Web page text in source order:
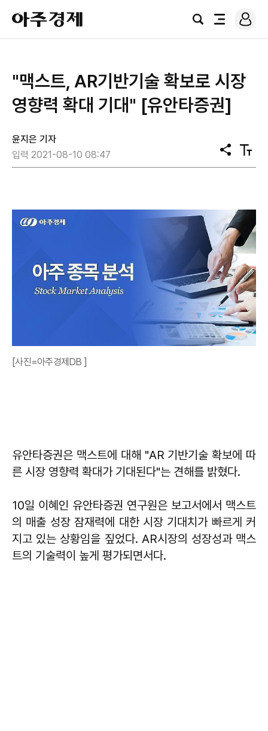
아
주
경
검
전
로
그
"맥스트, AR기반기술 확보로 시장
영향력 확대 기대" [유안타증권]
윤지은 기자
입력 2021-08-10 08:47
공
유
텍
스
[사진=아주경제DB ]
유안타증권은 맥스트에 대해 "AR 기반기술 확보에 따
른 시장 영향력 확대가 기대된다"는 견해를 밝혔다.
10일 이혜인 유안타증권 연구원은 보고서에서 맥스트
의 매출 성장 잠재력에 대한 시장 기대치가 빠르게 커
지고 있는 상황임을 짚었다. AR시장의 성장성과 맥스
트의 기술력이 높게 평가되면서다.